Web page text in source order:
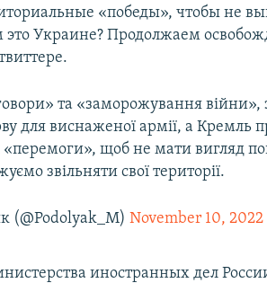
«победы», чтобы не
Украине? Продолжаем
та «заморожування війни»,
для виснаженої армії, а Кремль
«перемоги», щоб не мати вигляд
звільняти свої території.
(@Podolyak_M)November 10, 2022
иностранных дел